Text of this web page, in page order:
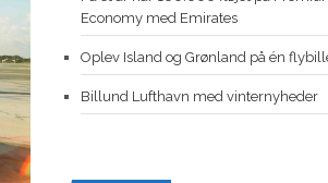
Economy med Emirates
Oplev Island og Grønland på én
Billund Lufthavn med vinternyheder